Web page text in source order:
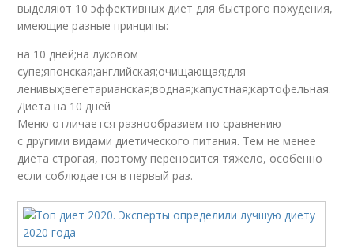
выделяют 10 эффективных диет для быстрого похудения,
имеющие разные принципы:
на 10 дней;на луковом
супе;японская;английская;очищающая;для
ленивых;вегетарианская;водная;капустная;картофельная.
Диета на 10 дней
Меню отличается разнообразием по сравнению
с другими видами диетического питания. Тем не менее
диета строгая, поэтому переносится тяжело, особенно
если соблюдается в первый раз.